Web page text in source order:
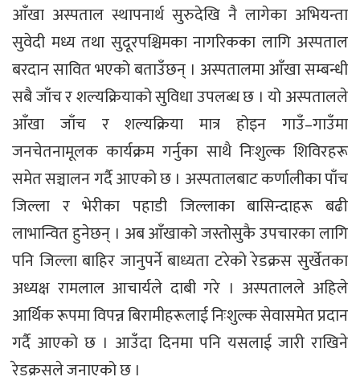
आँखा अस्पताल स्थापनार्थ सुरुदेखि नै लागेका अभियन्ता
सुवेदी मध्य तथा सुदूरपश्चिमका नागरिकका लागि अस्पताल
बरदान सावित भएको बताउँछन् । अस्पतालमा आँखा सम्बन्धी
सबै जाँच र शल्यक्रियाको सुविधा उपलब्ध छ । यो अस्पतालले
आँखा जाँच र शल्यक्रिया मात्र होइन गाउँ–गाउँमा
जनचेतनामूलक कार्यक्रम गर्नुका साथै निःशुल्क शिविरहरू
समेत सञ्चालन गर्दै आएको छ । अस्पतालबाट कर्णालीका पाँच
जिल्ला र भेरीका पहाडी जिल्लाका बासिन्दाहरू बढी
लाभान्वित हुनेछन् । अब आँखाको जस्तोसुकै उपचारका लागि
पनि जिल्ला बाहिर जानुपर्ने बाध्यता टरेको रेडक्रस सुर्खेतका
अध्यक्ष रामलाल आचार्यले दाबी गरे । अस्पतालले अहिले
आर्थिक रूपमा विपन्न बिरामीहरूलाई निःशुल्क सेवासमेत प्रदान
गर्दै आएको छ । आउँदा दिनमा पनि यसलाई जारी राखिने
रेडक्रसले जनाएको छ ।